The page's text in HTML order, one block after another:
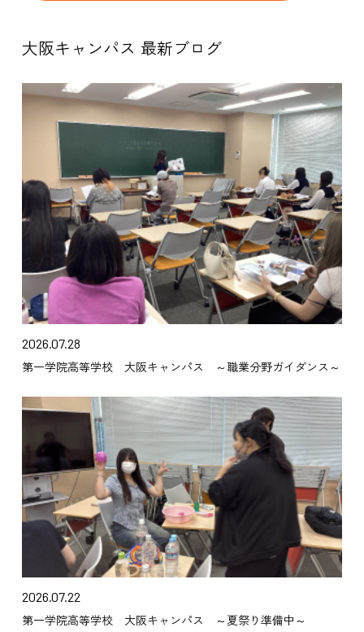
大阪キャンパス 最新ブログ
2026.07.28
第一学院高等学校 大阪キャンパス ～職業分野ガイダンス～
2026.07.22
第一学院高等学校 大阪キャンパス ～夏祭り準備中～